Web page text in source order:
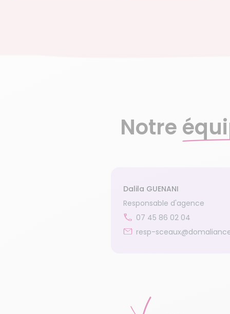
Notre
Dalila GUENANI
Responsable d'agence
07 45 86 02 04
resp-